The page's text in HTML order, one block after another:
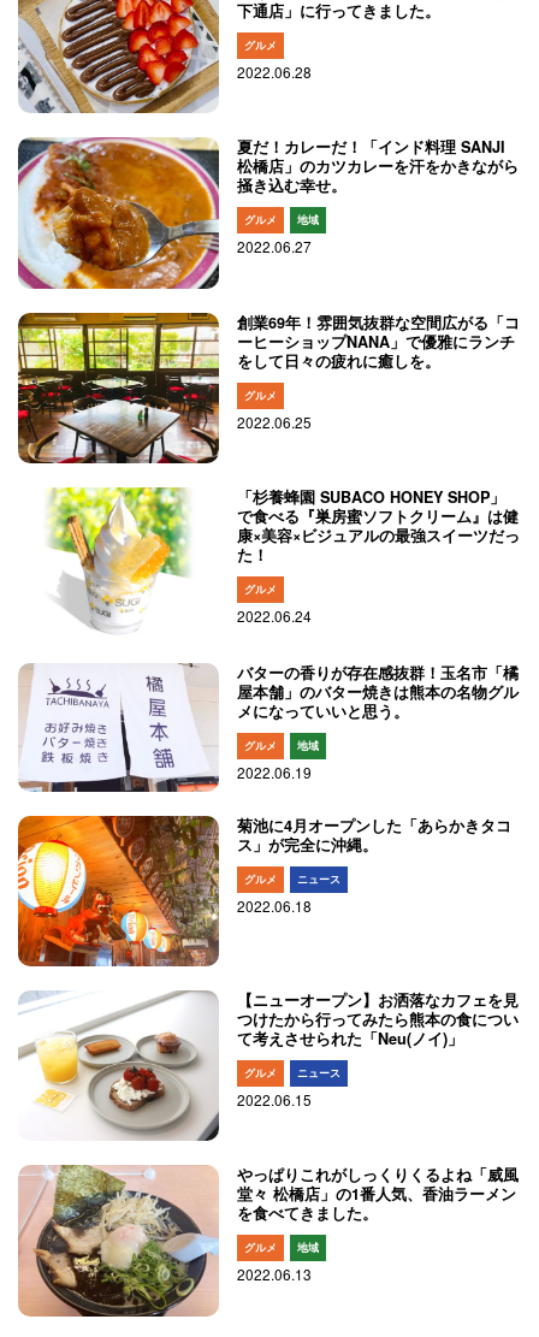
下通店」に行ってきました。
グルメ
2022.06.28
夏だ！カレーだ！「インド料理 SANJI
松橋店」のカツカレーを汗をかきながら
掻き込む幸せ。
グルメ 地域
2022.06.27
創業69年！雰囲気抜群な空間広がる「コ
ーヒーショップNANA」で優雅にランチ
をして日々の疲れに癒しを。
グルメ
2022.06.25
「杉養蜂園 SUBACO HONEY SHOP」
で食べる『巣房蜜ソフトクリーム』は健
康×美容×ビジュアルの最強スイーツだっ
た！
グルメ
2022.06.24
バターの香りが存在感抜群！玉名市「橘
屋本舗」のバター焼きは熊本の名物グル
メになっていいと思う。
グルメ 地域
2022.06.19
菊池に4月オープンした「あらかきタコ
ス」が完全に沖縄。
グルメ ニュース
2022.06.18
【ニューオープン】お洒落なカフェを見
つけたから行ってみたら熊本の食につい
て考えさせられた「Neu(ノイ)」
グルメ ニュース
2022.06.15
やっぱりこれがしっくりくるよね「威風
堂々 松橋店」の1番人気、香油ラーメン
を食べてきました。
グルメ 地域
2022.06.13